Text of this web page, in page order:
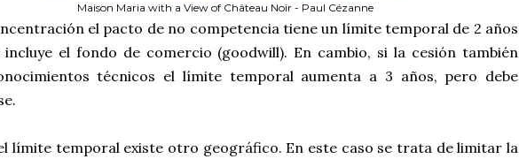
Maison Maria with a View of Château Noir - Paul Cézanne
el pacto de no competencia tiene un límite temporal de 2 años
incluye el fondo de comercio (goodwill). En cambio, si la cesión también
técnicos el límite temporal aumenta a 3 años, pero debe
límite temporal existe otro geográfico. En este caso se trata de limitar la